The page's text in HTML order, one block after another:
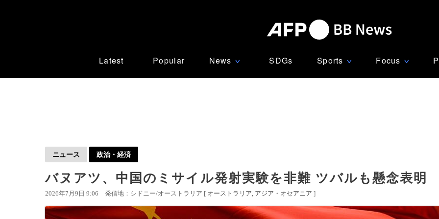
Latest Popular News ∨ SDGs Sports ∨ Focus ∨
ニュース 政治・経済
バヌアツ、中国のミサイル発射実験を非難 ツバルも懸念表明
2026年7月9日 9:06 発信地：シドニー/オーストラリア [ オーストラリア アジア・オセアニア ]